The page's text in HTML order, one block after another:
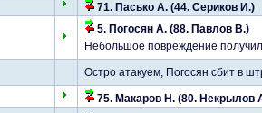
71. Пасько А. (44. Сериков И.)
5. Погосян А. (88. Павлов В.)
Небольшое повреждение получил
Остро атакуем, Погосян сбит в
75. Макаров Н. (80. Некрылов